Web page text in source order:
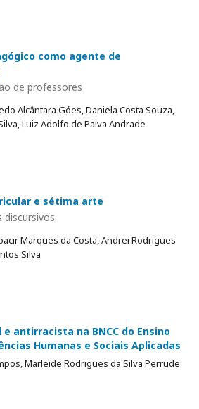
como agente de
de professores
Alcântara Góes, Daniela Costa Souza,
Luiz Adolfo de Paiva Andrade
e sétima arte
Marques da Costa, Andrei Rodrigues
Silva
antirracista na BNCC do Ensino
Humanas e Sociais Aplicadas
Marleide Rodrigues da Silva Perrude